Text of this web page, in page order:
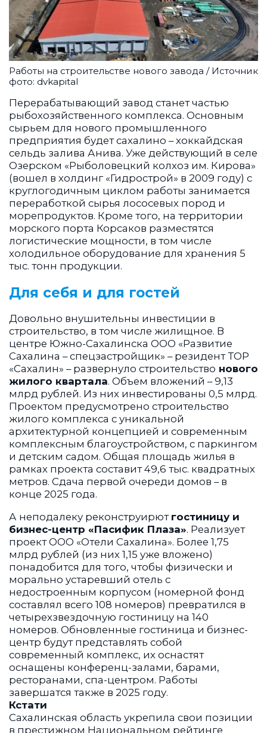
Работы на строительстве нового завода / Источник
фото: dvkapital
Перерабатывающий завод станет частью
рыбохозяйственного комплекса. Основным
сырьем для нового промышленного
предприятия будет сахалино – хоккайдская
сельдь залива Анива. Уже действующий в селе
Озерском «Рыболовецкий колхоз им. Кирова»
(вошел в холдинг «Гидрострой» в 2009 году) с
круглогодичным циклом работы занимается
переработкой сырья лососевых пород и
морепродуктов. Кроме того, на территории
морского порта Корсаков разместятся
логистические мощности, в том числе
холодильное оборудование для хранения 5
тыс. тонн продукции.
Для себя и для гостей
Довольно внушительны инвестиции в
строительство, в том числе жилищное. В
центре Южно-Сахалинска ООО «Развитие
Сахалина – спецзастройщик» – резидент ТОР
«Сахалин» – развернуло строительство нового
жилого квартала. Объем вложений – 9,13
млрд рублей. Из них инвестированы 0,5 млрд.
Проектом предусмотрено строительство
жилого комплекса с уникальной
архитектурной концепцией и современным
комплексным благоустройством, с паркингом
и детским садом. Общая площадь жилья в
рамках проекта составит 49,6 тыс. квадратных
метров. Сдача первой очереди домов – в
конце 2025 года.
А неподалеку реконструирют гостиницу и
бизнес-центр «Пасифик Плаза». Реализует
проект ООО «Отели Сахалина». Более 1,75
млрд рублей (из них 1,15 уже вложено)
понадобится для того, чтобы физически и
морально устаревший отель с
недостроенным корпусом (номерной фонд
составлял всего 108 номеров) превратился в
четырехзвездочную гостиницу на 140
номеров. Обновленные гостиница и бизнес-
центр будут представлять собой
современный комплекс, их оснастят
оснащены конференц-залами, барами,
ресторанами, спа-центром. Работы
завершатся также в 2025 году.
Кстати
Сахалинская область укрепила свои позиции
в престижном Национальном рейтинге